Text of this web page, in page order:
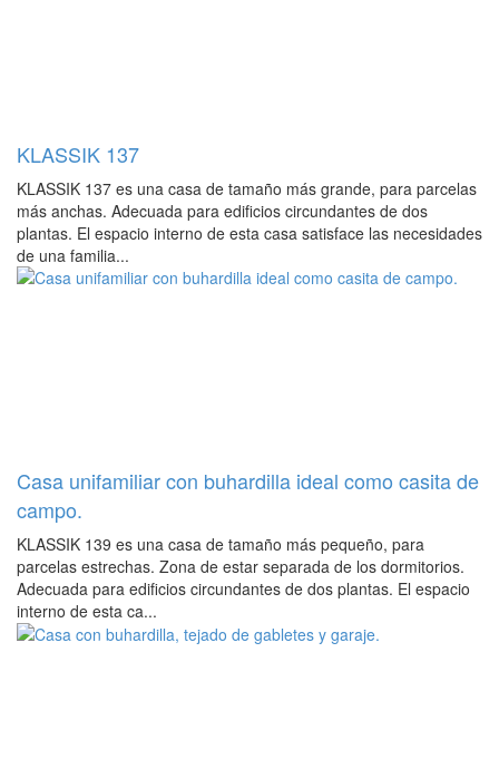
KLASSIK 137
KLASSIK 137 es una casa de tamaño más grande, para parcelas
más anchas. Adecuada para edificios circundantes de dos
plantas. El espacio interno de esta casa satisface las necesidades
de una familia...
Casa unifamiliar con buhardilla ideal como casita de
campo.
KLASSIK 139 es una casa de tamaño más pequeño, para
parcelas estrechas. Zona de estar separada de los dormitorios.
Adecuada para edificios circundantes de dos plantas. El espacio
interno de esta ca...